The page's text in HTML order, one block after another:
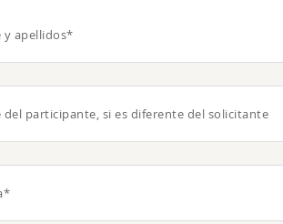
y apellidos*
del participante, si es diferente del solicitante